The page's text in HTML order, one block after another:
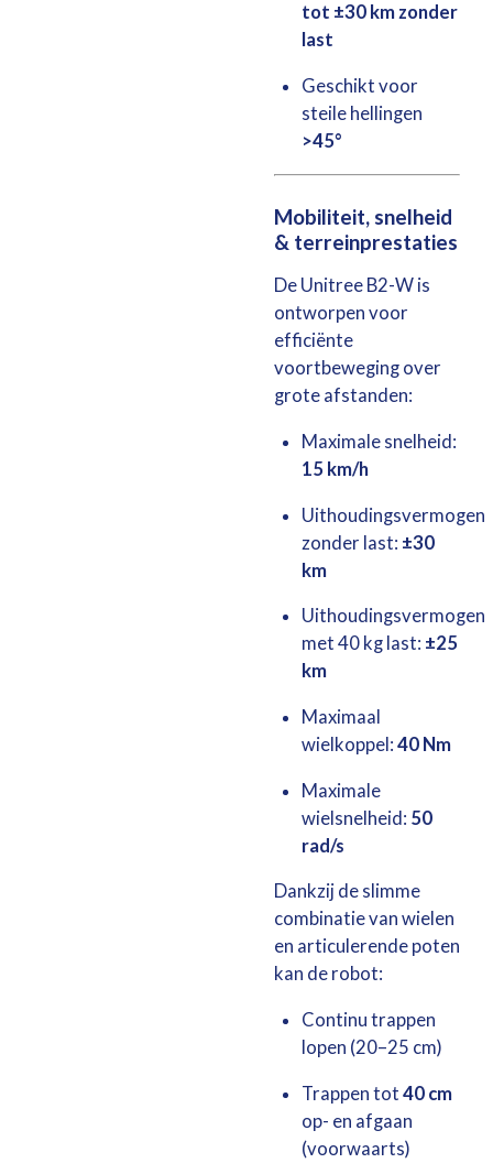
tot ±30 km zonder
last
Geschikt voor
steile hellingen
>45°
Mobiliteit, snelheid
& terreinprestaties
De Unitree B2-W is
ontworpen voor
efficiënte
voortbeweging over
grote afstanden:
Maximale snelheid:
15 km/h
Uithoudingsvermogen
zonder last: ±30
km
Uithoudingsvermogen
met 40 kg last: ±25
km
Maximaal
wielkoppel: 40 Nm
Maximale
wielsnelheid: 50
rad/s
Dankzij de slimme
combinatie van wielen
en articulerende poten
kan de robot:
Continu trappen
lopen (20–25 cm)
Trappen tot 40 cm
op- en afgaan
(voorwaarts)